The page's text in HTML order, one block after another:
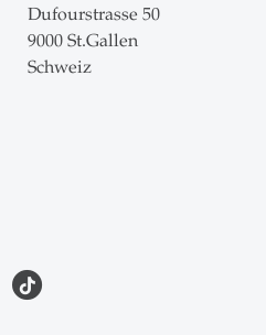
Dufourstrasse 50
9000 St.Gallen
Schweiz